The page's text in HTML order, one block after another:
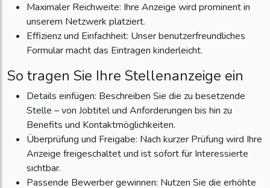
Maximaler Reichweite: Ihre Anzeige wird prominent in
unserem Netzwerk platziert.
Effizienz und Einfachheit: Unser benutzerfreundliches
Formular macht das Eintragen kinderleicht.
So tragen Sie Ihre Stellenanzeige ein
Details einfügen: Beschreiben Sie die zu besetzende
Stelle – von Jobtitel und Anforderungen bis hin zu
Benefits und Kontaktmöglichkeiten.
Überprüfung und Freigabe: Nach kurzer Prüfung wird Ihre
Anzeige freigeschaltet und ist sofort für Interessierte
sichtbar.
Passende Bewerber gewinnen: Nutzen Sie die erhöhte